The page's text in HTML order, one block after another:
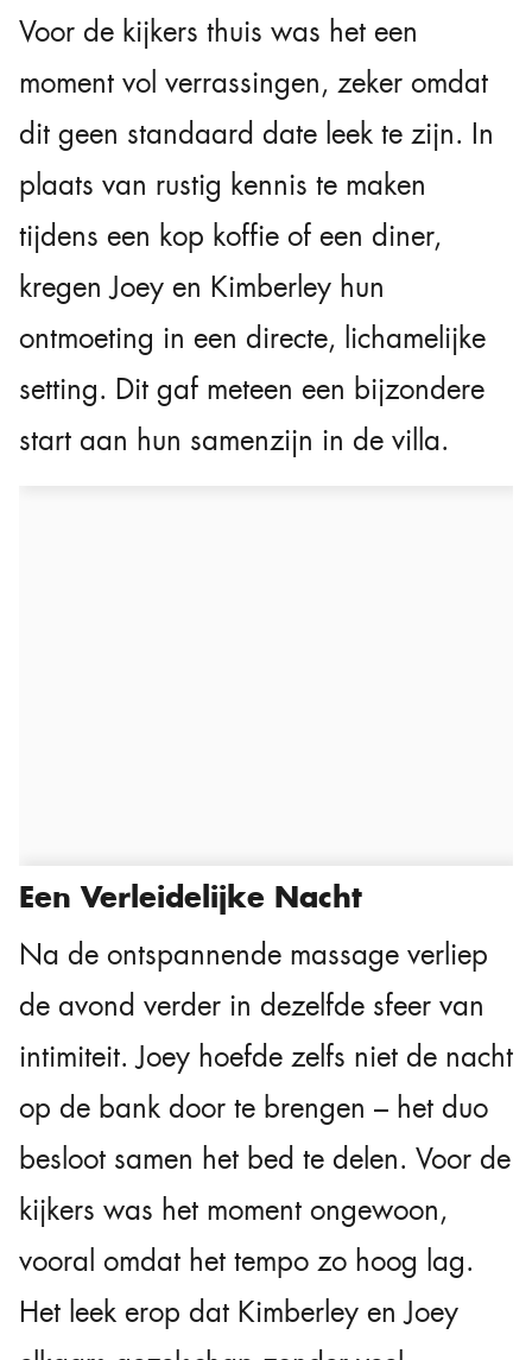
Voor de kijkers thuis was het een
moment vol verrassingen, zeker omdat
dit geen standaard date leek te zijn. In
plaats van rustig kennis te maken
tijdens een kop koffie of een diner,
kregen Joey en Kimberley hun
ontmoeting in een directe, lichamelijke
setting. Dit gaf meteen een bijzondere
start aan hun samenzijn in de villa.
Een Verleidelijke Nacht
Na de ontspannende massage verliep
de avond verder in dezelfde sfeer van
intimiteit. Joey hoefde zelfs niet de nacht
op de bank door te brengen – het duo
besloot samen het bed te delen. Voor de
kijkers was het moment ongewoon,
vooral omdat het tempo zo hoog lag.
Het leek erop dat Kimberley en Joey